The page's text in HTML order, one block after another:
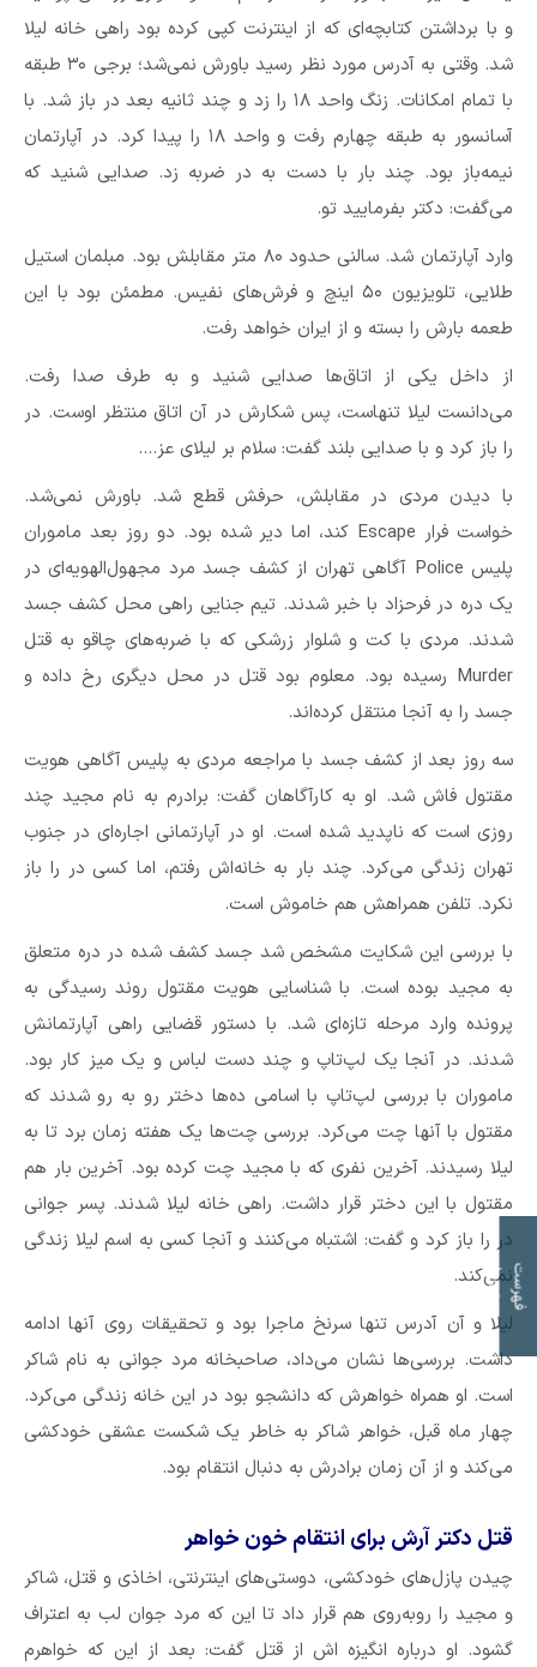
و با برداشتن کتابچه‌ای که از اینترنت کپی کرده بود راهی خانه لیلا
شد. وقتی به آدرس مورد نظر رسید باورش نمی‌شد؛ برجی ۳۰ طبقه
با تمام امکانات. زنگ واحد ۱۸ را زد و چند ثانیه بعد در باز شد. با
آسانسور به طبقه چهارم رفت و واحد ۱۸ را پیدا کرد. در آپارتمان
نیمه‌باز بود. چند بار با دست به در ضربه زد. صدایی شنید که
می‌گفت: دکتر بفرمایید تو.
وارد آپارتمان شد. سالنی حدود ۸۰ متر مقابلش بود. مبلمان استیل
طلایی، تلویزیون ۵۰ اینچ و فرش‌های نفیس. مطمئن بود با این
طعمه بارش را بسته و از ایران خواهد رفت.
از داخل یکی از اتاق‌ها صدایی شنید و به طرف صدا رفت.
می‌دانست لیلا تنهاست، پس شکارش در آن اتاق منتظر اوست. در
را باز کرد و با صدایی بلند گفت: سلام بر لیلای عز….
با دیدن مردی در مقابلش، حرفش قطع شد. باورش نمی‌شد.
خواست فرار Escape کند، اما دیر شده بود. دو روز بعد ماموران
پلیس Police آگاهی تهران از کشف جسد مرد مجهول‌الهویه‌ای در
یک دره در فرحزاد با خبر شدند. تیم جنایی راهی محل کشف جسد
شدند. مردی با کت و شلوار زرشکی که با ضربه‌های چاقو به قتل
Murder رسیده بود. معلوم بود قتل در محل دیگری رخ داده و
جسد را به آنجا منتقل کرده‌اند.
سه روز بعد از کشف جسد با مراجعه مردی به پلیس آگاهی هویت
مقتول فاش شد. او به کارآگاهان گفت: برادرم به نام مجید چند
روزی است که ناپدید شده است. او در آپارتمانی اجاره‌ای در جنوب
تهران زندگی می‌کرد. چند بار به خانه‌اش رفتم، اما کسی در را باز
نکرد. تلفن همراهش هم خاموش است.
با بررسی این شکایت مشخص شد جسد کشف شده در دره متعلق
به مجید بوده است. با شناسایی هویت مقتول روند رسیدگی به
پرونده وارد مرحله تازه‌ای شد. با دستور قضایی راهی آپارتمانش
شدند. در آنجا یک لپ‌تاپ و چند دست لباس و یک میز کار بود.
ماموران با بررسی لپ‌تاپ با اسامی ده‌ها دختر رو به رو شدند که
مقتول با آنها چت می‌کرد. بررسی چت‌ها یک هفته زمان برد تا به
لیلا رسیدند. آخرین نفری که با مجید چت کرده بود. آخرین بار هم
مقتول با این دختر قرار داشت. راهی خانه لیلا شدند. پسر جوانی
در را باز کرد و گفت: اشتباه می‌کنند و آنجا کسی به اسم لیلا زندگی
نمی‌کند.
لیلا و آن آدرس تنها سرنخ ماجرا بود و تحقیقات روی آنها ادامه
داشت. بررسی‌ها نشان می‌داد، صاحبخانه مرد جوانی به نام شاکر
است. او همراه خواهرش که دانشجو بود در این خانه زندگی می‌کرد.
چهار ماه قبل، خواهر شاکر به خاطر یک شکست عشقی خودکشی
می‌کند و از آن زمان برادرش به دنبال انتقام بود.
قتل دکتر آرش برای انتقام خون خواهر
چیدن پازل‌های خودکشی، دوستی‌های اینترنتی، اخاذی و قتل، شاکر
و مجید را روبه‌روی هم قرار داد تا این که مرد جوان لب به اعتراف
گشود. او درباره انگیزه اش از قتل گفت: بعد از این که خواهرم
ف
ه
ر
س
ت
م
و
ض
و
ع
ات